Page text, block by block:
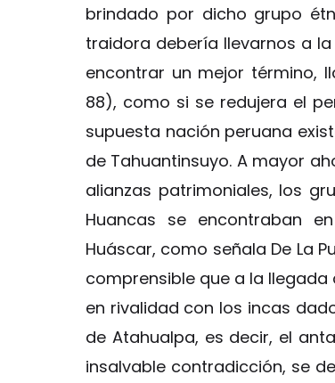
brindado por dicho grupo
traidora debería llevarnos a
encontrar un mejor término,
88), como si se redujera el
supuesta nación peruana
de Tahuantinsuyo. A mayor
alianzas patrimoniales, los
Huancas se encontraban
Huáscar, como señala De La
comprensible que a la llegada
en rivalidad con los incas
de Atahualpa, es decir, el
insalvable contradicción, se